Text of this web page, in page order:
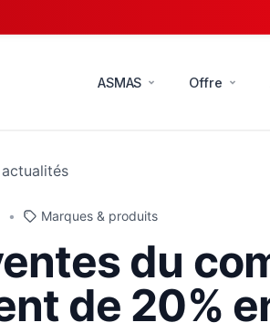
ASMAS Offre
• Marques & produits
du
de 20%